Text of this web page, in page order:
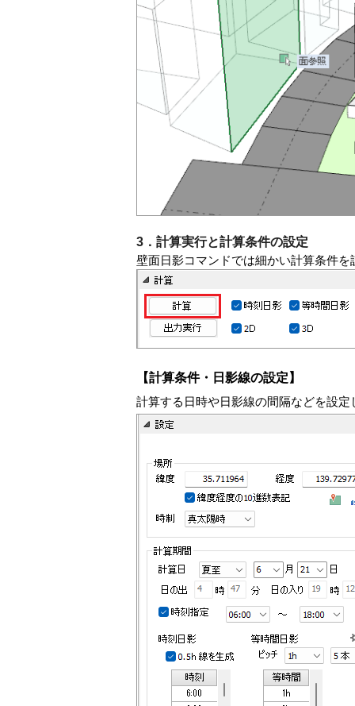
3．計算実行と計算条件の設定
壁面日影コマンドでは細かい計算条件
【計算条件・日影線の設定】
計算する日時や日影線の間隔などを設定